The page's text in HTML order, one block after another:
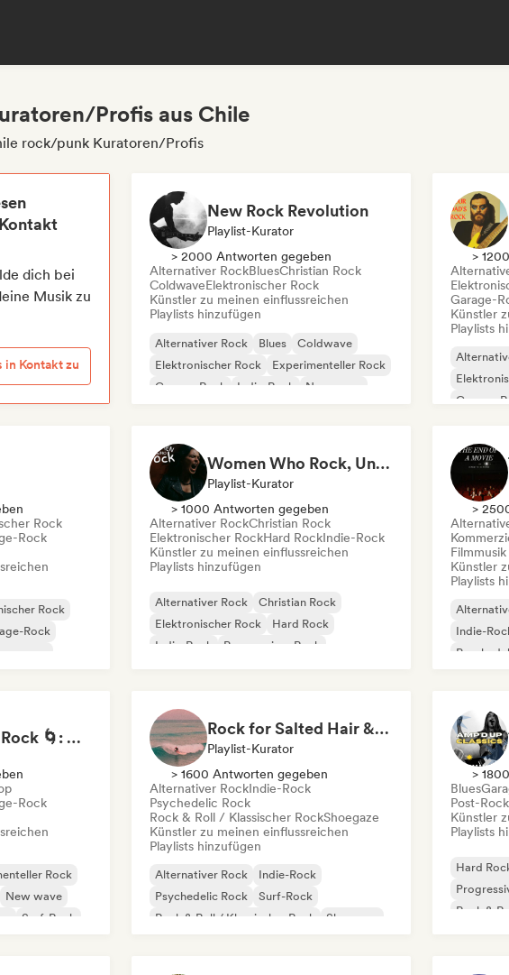
Profis aus Chile
rock/punk Kuratoren/Profis
dich bei
Musik zu
in Kontakt zu
New Rock Revolution
Playlist-Kurator
> 2000 Antworten gegeben
Alternativer RockBluesChristian Rock
ColdwaveElektronischer Rock
Künstler zu meinen einflussreichen
Playlists hinzufügen
Alternativer Rock Blues
Coldwave
Elektronischer Rock
Experimenteller Rock
Garage-Rock
Indie-Rock New wave
>
Garage-
Künstler
Playlists
Garage-
Rock
Rock
Rock
Rock
wave
Women Who Rock, Unapologetically
Playlist-Kurator
> 1000 Antworten gegeben
Alternativer RockChristian Rock
Elektronischer RockHard RockIndie-Rock
Künstler zu meinen einflussreichen
Playlists hinzufügen
Alternativer Rock
Christian Rock
Elektronischer Rock
Hard Rock
Indie-Rock
Progressiver Rock
>
Filmmusik
Künstler
Playlists
Indie-
Psychedelic Rock 🌀: Modern Psych & Turkish Vibes
Rock
Rock
New wave
Surf-Rock
Rock for Salted Hair & Sandy Toes
Playlist-Kurator
> 1600 Antworten gegeben
Alternativer RockIndie-Rock
Psychedelic Rock
Rock & Roll / Klassischer RockShoegaze
Künstler zu meinen einflussreichen
Playlists hinzufügen
Alternativer Rock
Indie-Rock
Psychedelic Rock
Surf-Rock
Rock & Roll / Klassischer Rock
Shoegaze
>
Blues
Post-Rock
Künstler
Playlists
Hard
Rock &